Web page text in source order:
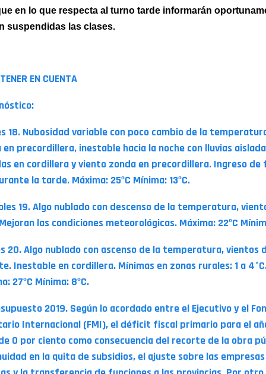
en lo que respecta al turno tarde informarán
suspendidas las clases.
EN CUENTA
18. Nubosidad variable con poco cambio de la
en precordillera, inestable hacia la noche con lluvias
en cordillera y viento zonda en precordillera. Ingreso
la tarde. Máxima: 25ºC Mínima: 13ºC.
19. Algo nublado con descenso de la temperatura,
las condiciones meteorológicas. Máxima: 22ºC
20. Algo nublado con ascenso de la temperatura, vientos
Inestable en cordillera. Mínimas en zonas rurales: 1 a
27ºC Mínima: 8ºC.
2019. Según lo acordado entre el Ejecutivo y el
Internacional (FMI), el déficit fiscal primario para el
0 por ciento como consecuencia del recorte de la obra
en la quita de subsidios, el ajuste sobre las empresas